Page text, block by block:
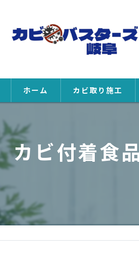
ホーム カビ取り施工
カビ付着食